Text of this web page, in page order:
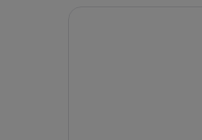
Weitere